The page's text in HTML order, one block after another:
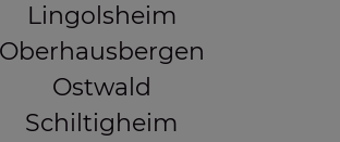
Lingolsheim
Oberhausbergen
Ostwald
Schiltigheim